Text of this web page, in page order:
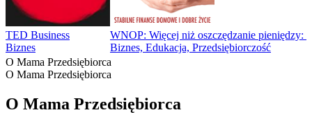
TED Business
Biznes
WNOP: Więcej niż oszczędzanie pieniędzy:
Biznes, Edukacja, Przedsiębiorczość
O Mama Przedsiębiorca
O Mama Przedsiębiorca
O Mama Przedsiębiorca